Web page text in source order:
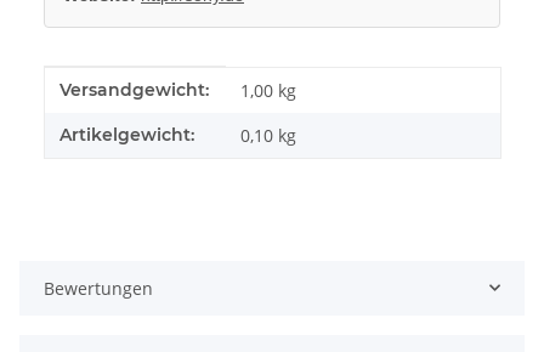
Produkteigenschaft
Wert
Versandgewicht: 1,00 kg
Artikelgewicht: 0,10 kg
Bewertungen